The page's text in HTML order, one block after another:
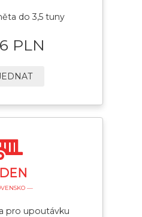
do 3,5 tuny
PLN
DEN
—
pro upoutávku